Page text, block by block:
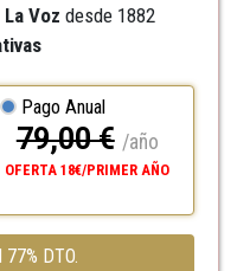
La Voz desde 1882
Pago Anual
79,00 € /año
OFERTA 18€/PRIMER AÑO
77% DTO.